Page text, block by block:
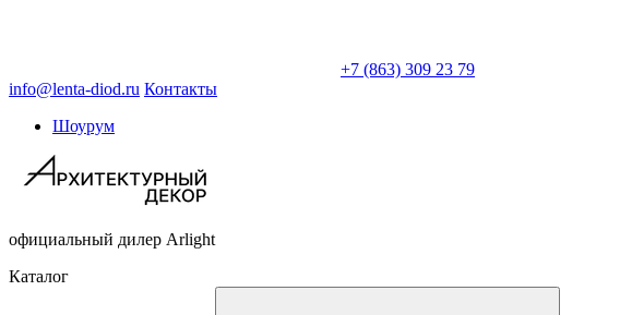
+7 (863) 309 23 79
info@lenta-diod.ru Контакты
Шоурум
официальный дилер Arlight
Каталог